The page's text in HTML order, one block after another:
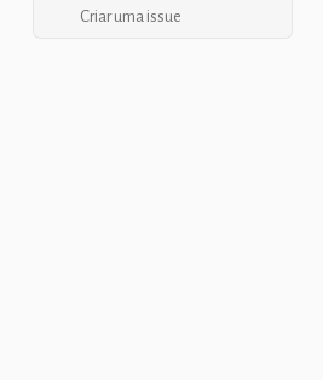
Criar uma issue